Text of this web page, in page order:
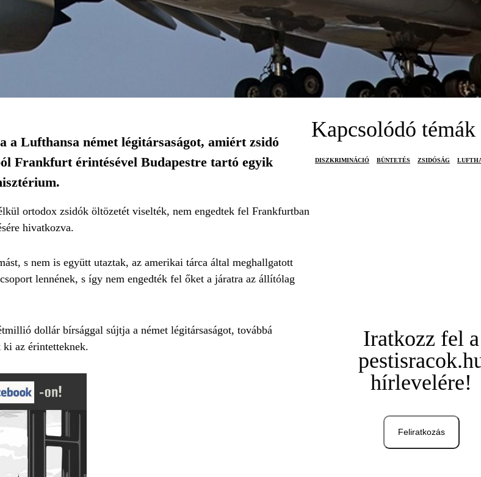
Lufthansa német légitársaságot, amiért zsidó
Frankfurt érintésével Budapestre tartó egyik
ortodox zsidók öltözetét viselték, nem engedtek fel Frankfurtban
hivatkozva.
s nem is együtt utaztak, az amerikai tárca által meghallgatott
lennének, s így nem engedték fel őket a járatra az állítólag
dollár bírsággal sújtja a német légitársaságot, továbbá
az érintetteknek.
Kapcsolódó témák
DISZKRIMINÁCIÓ BÜNTETÉS ZSIDÓSÁG
Iratkozz fel a
hírlevelére!
Feliratkozás